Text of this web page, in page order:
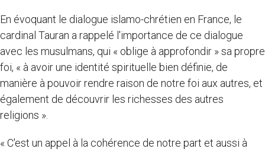
En évoquant le dialogue islamo-chrétien en France, le
cardinal Tauran a rappelé l'importance de ce dialogue
avec les musulmans, qui « oblige à approfondir » sa propre
foi, « à avoir une identité spirituelle bien définie, de
manière à pouvoir rendre raison de notre foi aux autres, et
également de découvrir les richesses des autres
religions ».
« C'est un appel à la cohérence de notre part et aussi à